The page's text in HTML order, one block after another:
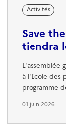
Activités
Save
tiendra
L'assemblée
à l'Ecole des
programme
de se
01 juin 2026